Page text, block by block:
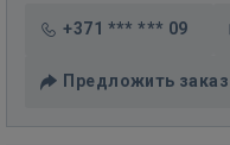
+371 *** *** 09
Предложить заказ